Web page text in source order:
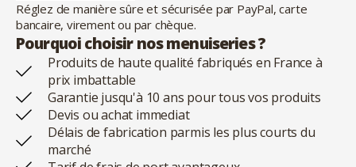
Réglez de manière sûre et sécurisée par PayPal, carte
bancaire, virement ou par chèque.
Pourquoi choisir nos menuiseries ?
Produits de haute qualité fabriqués en France à
prix imbattable
Garantie jusqu'à 10 ans pour tous vos produits
Devis ou achat immediat
Délais de fabrication parmis les plus courts du
marché